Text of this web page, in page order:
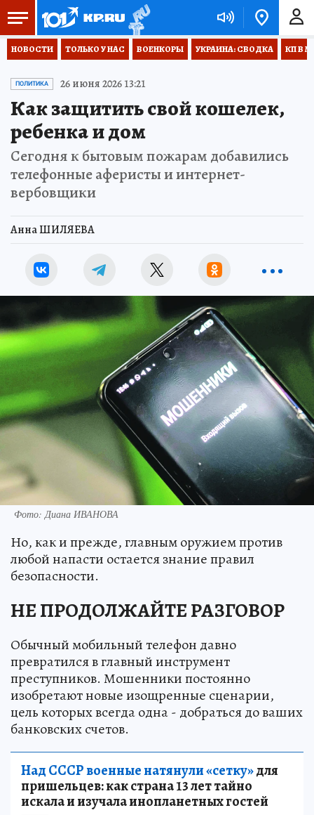
НОВОСТИ ТОЛЬКО У НАС ВОЕНКОРЫ УКРАИНА: СВОДКА КП В
ПОЛИТИКА 26 июня 2026 13:21
Как защитить свой кошелек,
ребенка и дом
Сегодня к бытовым пожарам добавились
телефонные аферисты и интернет-
вербовщики
Анна ШИЛЯЕВА
Фото: Диана ИВАНОВА
Но, как и прежде, главным оружием против
любой напасти остается знание правил
безопасности.
НЕ ПРОДОЛЖАЙТЕ РАЗГОВОР
Обычный мобильный телефон давно
превратился в главный инструмент
преступников. Мошенники постоянно
изобретают новые изощренные сценарии,
цель которых всегда одна - добраться до ваших
банковских счетов.
Над СССР военные натянули «сетку»для
пришельцев: как страна 13 лет тайно
искала и изучала инопланетных гостей